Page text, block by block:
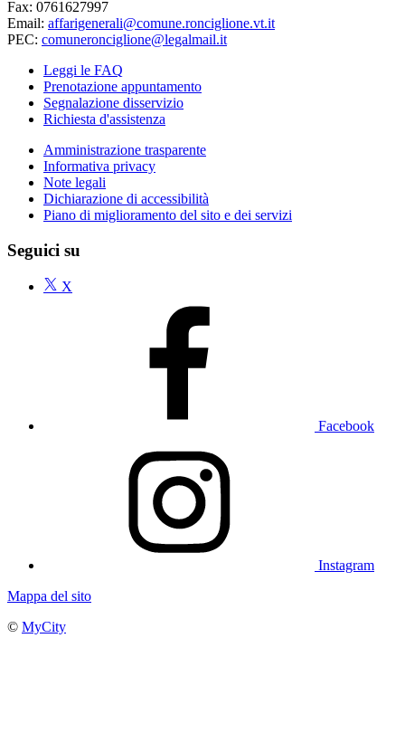
Fax: 0761627997
Email: affarigenerali@comune.ronciglione.vt.it
PEC: comuneronciglione@legalmail.it
Leggi le FAQ
Prenotazione appuntamento
Segnalazione disservizio
Richiesta d'assistenza
Amministrazione trasparente
Informativa privacy
Note legali
Dichiarazione di accessibilità
Piano di miglioramento del sito e dei servizi
Seguici su
X
Facebook
Instagram
Mappa del sito
© MyCity